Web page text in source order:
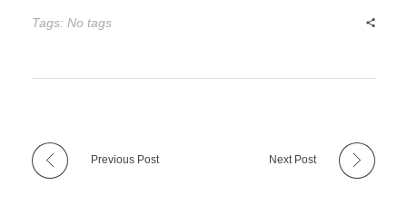
Tags: No tags
Previous Post Next Post